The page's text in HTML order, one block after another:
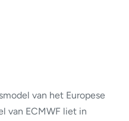
van het Europese
van ECMWF liet in